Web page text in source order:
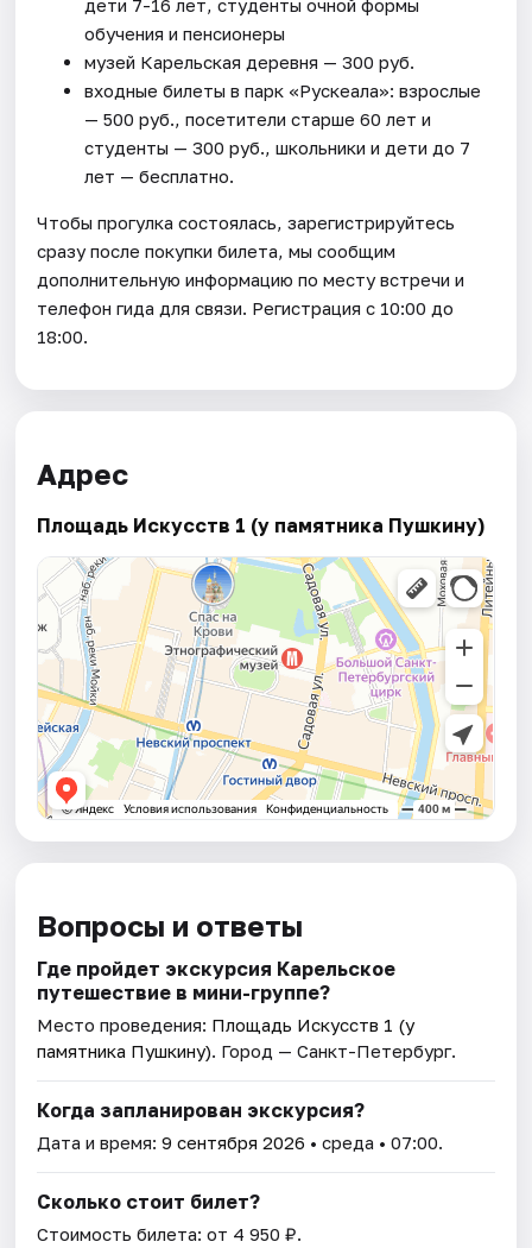
дети 7-16 лет, студенты очной формы
обучения и пенсионеры
музей Карельская деревня — 300 руб.
входные билеты в парк «Рускеала»: взрослые
— 500 руб., посетители старше 60 лет и
студенты — 300 руб., школьники и дети до 7
лет — бесплатно.
Чтобы прогулка состоялась, зарегистрируйтесь
сразу после покупки билета, мы сообщим
дополнительную информацию по месту встречи и
телефон гида для связи. Регистрация с 10:00 до
18:00.
Адрес
Площадь Искусств 1 (у памятника Пушкину)
Вопросы и ответы
Где пройдет экскурсия Карельское
путешествие в мини-группе?
Место проведения: Площадь Искусств 1 (у
памятника Пушкину). Город — Санкт-Петербург.
Когда запланирован экскурсия?
Дата и время:9 сентября 2026 • среда • 07:00.
Сколько стоит билет?
Стоимость билета: от 4 950 ₽.